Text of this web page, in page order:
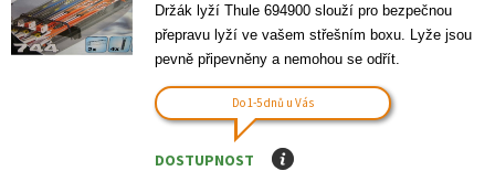
Držák lyží Thule 694900 slouží pro bezpečnou
přepravu lyží ve vašem střešním boxu. Lyže jsou
pevně připevněny a nemohou se odřít.
Do 1-5 dnů u Vás
DOSTUPNOST I